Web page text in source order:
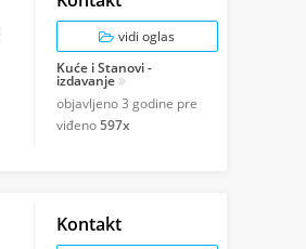
vidi oglas
Kuće i Stanovi -
izdavanje
objavljeno3 godine pre
viđeno597x
Kontakt